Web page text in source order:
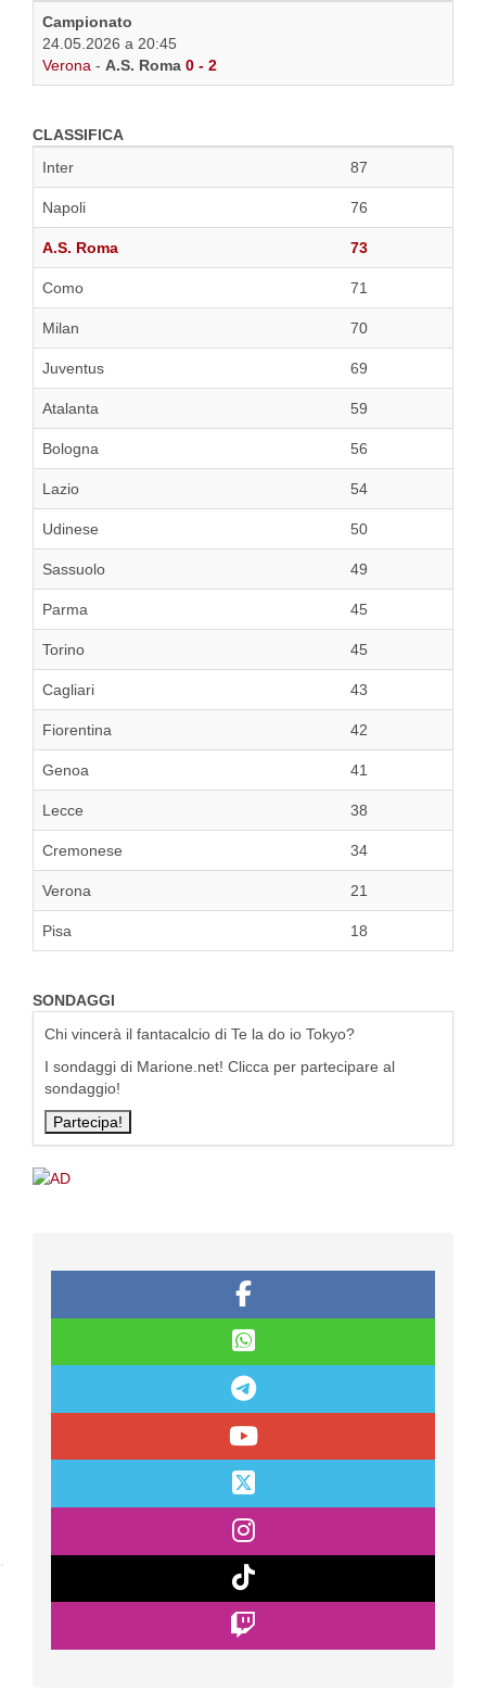
Campionato
24.05.2026 a 20:45
Verona - A.S. Roma 0 - 2
CLASSIFICA
Inter
87
Napoli 76
A.S. Roma 73
Como 71
Milan 70
Juventus 69
Atalanta 59
Bologna 56
Lazio 54
Udinese 50
Sassuolo 49
Parma 45
Torino 45
Cagliari 43
Fiorentina 42
Genoa 41
Lecce 38
Cremonese 34
Verona 21
Pisa 18
SONDAGGI
Chi vincerà il fantacalcio di Te la do io Tokyo?
I sondaggi di Marione.net! Clicca per partecipare al
sondaggio!